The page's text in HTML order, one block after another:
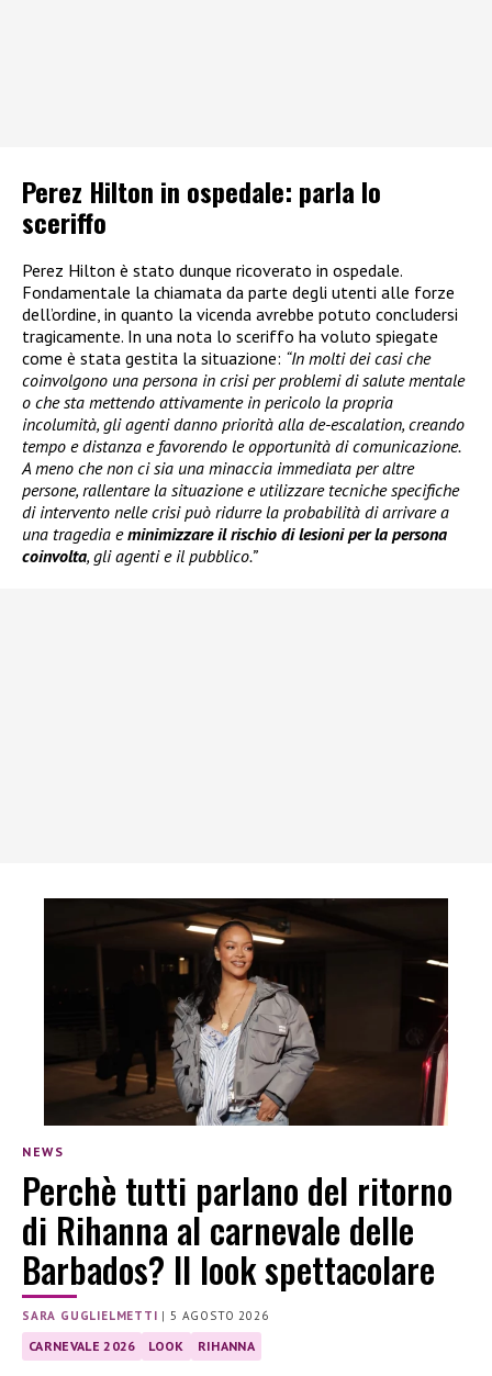
Perez Hilton in ospedale: parla lo
sceriffo
Perez Hilton è stato dunque ricoverato in ospedale.
Fondamentale la chiamata da parte degli utenti alle forze
dell’ordine, in quanto la vicenda avrebbe potuto concludersi
tragicamente. In una nota lo sceriffo ha voluto spiegate
come è stata gestita la situazione: “In molti dei casi che
coinvolgono una persona in crisi per problemi di salute mentale
o che sta mettendo attivamente in pericolo la propria
incolumità, gli agenti danno priorità alla de-escalation, creando
tempo e distanza e favorendo le opportunità di comunicazione.
A meno che non ci sia una minaccia immediata per altre
persone, rallentare la situazione e utilizzare tecniche specifiche
di intervento nelle crisi può ridurre la probabilità di arrivare a
una tragedia eminimizzare il rischio di lesioni per la persona
coinvolta, gli agenti e il pubblico.”
NEWS
Perchè tutti parlano del ritorno
di Rihanna al carnevale delle
Barbados? Il look spettacolare
SARA GUGLIELMETTI | 5 AGOSTO 2026
CARNEVALE 2026 LOOK RIHANNA